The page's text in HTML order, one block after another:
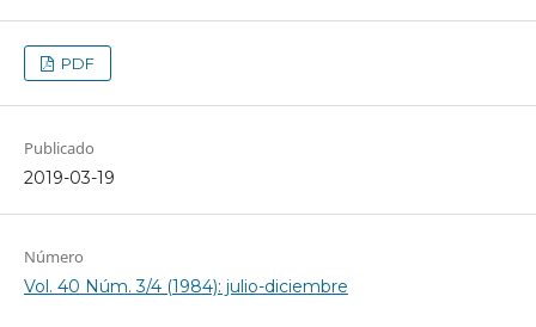
PDF
Publicado
2019-03-19
Número
Vol. 40 Núm. 3/4 (1984): julio-diciembre